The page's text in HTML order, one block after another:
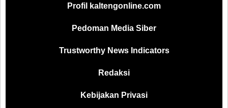
Profil kaltengonline.com
Pedoman Media Siber
Trustworthy News Indicators
Redaksi
Kebijakan Privasi